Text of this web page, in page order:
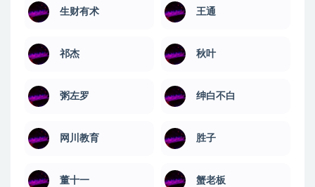
生财有术 王通
祁杰 秋叶
粥左罗 绅白不白
网川教育 ​胜子
董十一 蟹老板